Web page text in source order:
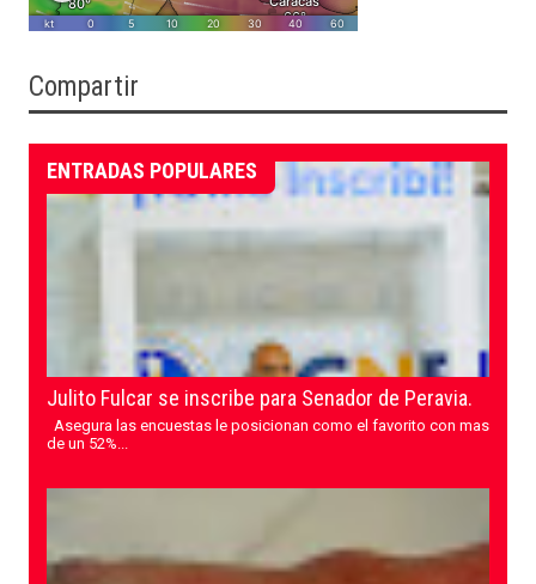
Compartir
ENTRADAS POPULARES
Julito Fulcar se inscribe para Senador de Peravia.
Asegura las encuestas le posicionan como el favorito con mas
de un 52%...